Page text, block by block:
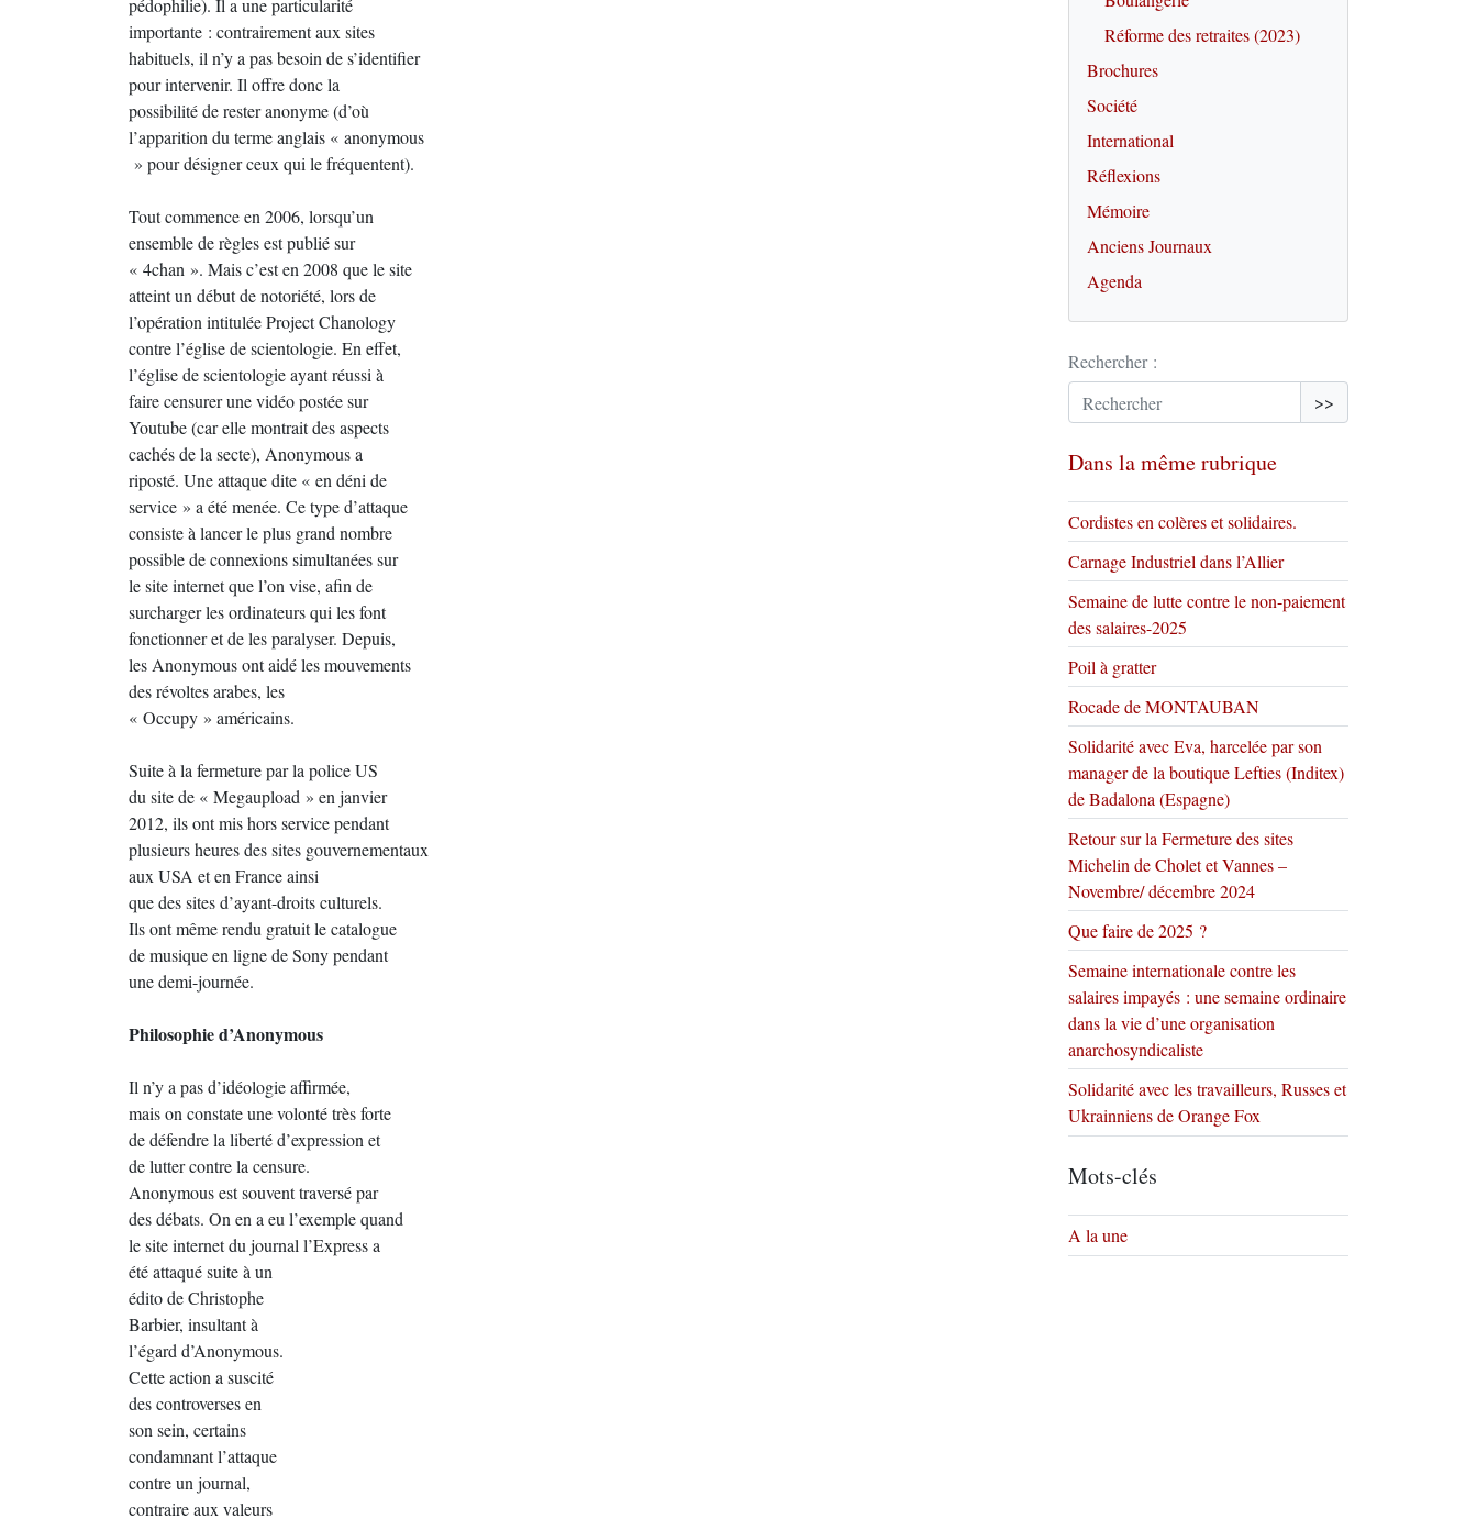
pédophilie). Il a une particularité
importante : contrairement aux sites
habituels, il n’y a pas besoin de s’identifier
pour intervenir. Il offre donc la
possibilité de rester anonyme (d’où
l’apparition du terme anglais « anonymous
» pour désigner ceux qui le fréquentent).
Tout commence en 2006, lorsqu’un
ensemble de règles est publié sur
« 4chan ». Mais c’est en 2008 que le site
atteint un début de notoriété, lors de
l’opération intitulée Project Chanology
contre l’église de scientologie. En effet,
l’église de scientologie ayant réussi à
faire censurer une vidéo postée sur
Youtube (car elle montrait des aspects
cachés de la secte), Anonymous a
riposté. Une attaque dite « en déni de
service » a été menée. Ce type d’attaque
consiste à lancer le plus grand nombre
possible de connexions simultanées sur
le site internet que l’on vise, afin de
surcharger les ordinateurs qui les font
fonctionner et de les paralyser. Depuis,
les Anonymous ont aidé les mouvements
des révoltes arabes, les
« Occupy » américains.
Suite à la fermeture par la police US
du site de « Megaupload » en janvier
2012, ils ont mis hors service pendant
plusieurs heures des sites gouvernementaux
aux USA et en France ainsi
que des sites d’ayant-droits culturels.
Ils ont même rendu gratuit le catalogue
de musique en ligne de Sony pendant
une demi-journée.
Philosophie d’Anonymous
Il n’y a pas d’idéologie affirmée,
mais on constate une volonté très forte
de défendre la liberté d’expression et
de lutter contre la censure.
Anonymous est souvent traversé par
des débats. On en a eu l’exemple quand
le site internet du journal l’Express a
été attaqué suite à un
édito de Christophe
Barbier, insultant à
l’égard d’Anonymous.
Cette action a suscité
des controverses en
son sein, certains
condamnant l’attaque
contre un journal,
contraire aux valeurs
Réforme des retraites (2023)
Brochures
Société
International
Réflexions
Mémoire
Anciens Journaux
Agenda
Rechercher :
>>
Dans la même rubrique
Cordistes en colères et solidaires.
Carnage Industriel dans l’Allier
Semaine de lutte contre le non-paiement
des salaires-2025
Poil à gratter
Rocade de MONTAUBAN
Solidarité avec Eva, harcelée par son
manager de la boutique Lefties (Inditex)
de Badalona (Espagne)
Retour sur la Fermeture des sites
Michelin de Cholet et Vannes –
Novembre/ décembre 2024
Que faire de 2025 ?
Semaine internationale contre les
salaires impayés : une semaine ordinaire
dans la vie d’une organisation
anarchosyndicaliste
Solidarité avec les travailleurs, Russes et
Ukrainniens de Orange Fox
Mots-clés
A la une